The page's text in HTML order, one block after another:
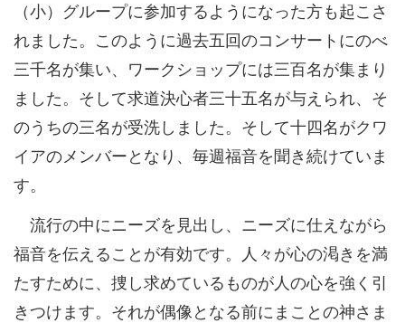
（小）グループに参加するようになった方も起こさ
れました。このように過去五回のコンサートにのべ
三千名が集い、ワークショップには三百名が集まり
ました。そして求道決心者三十五名が与えられ、そ
のうちの三名が受洗しました。そして十四名がクワ
イアのメンバーとなり、毎週福音を聞き続けていま
す。
流行の中にニーズを見出し、ニーズに仕えながら
福音を伝えることが有効です。人々が心の渇きを満
たすために、捜し求めているものが人の心を強く引
きつけます。それが偶像となる前にまことの神さま